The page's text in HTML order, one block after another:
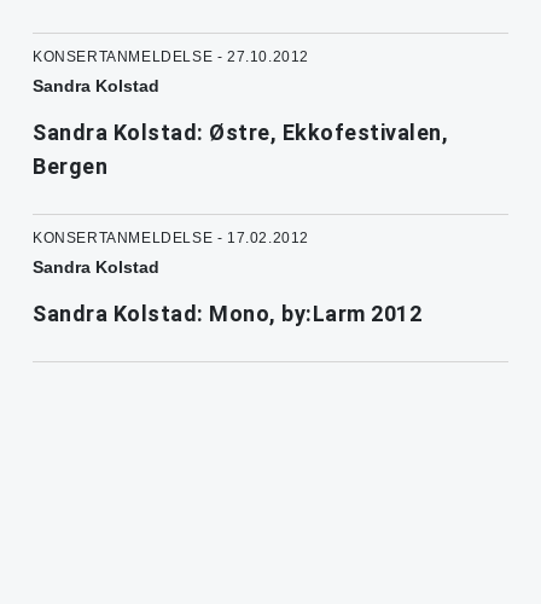
KONSERTANMELDELSE - 27.10.2012
Sandra Kolstad
Sandra Kolstad: Østre, Ekkofestivalen,
Bergen
KONSERTANMELDELSE - 17.02.2012
Sandra Kolstad
Sandra Kolstad: Mono, by:Larm 2012